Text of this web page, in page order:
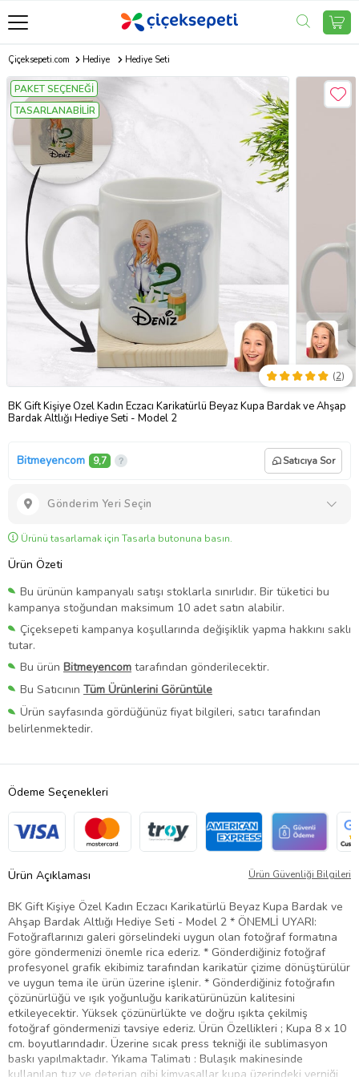
Çiçeksepeti.com Hediye Hediye Seti
PAKET SEÇENEĞİ
TASARLANABİLİR
BK Gift Kişiye Özel Kadın Eczacı Karikatürlü Beyaz Kupa Bardak ve Ahşap
Bardak Altlığı Hediye Seti - Model 2
(2)
Bitmeyencom 9,7 Satıcıya Sor
Gönderim Yeri Seçin
Ürünü tasarlamak için Tasarla butonuna basın.
Ürün Özeti
Bu ürünün kampanyalı satışı stoklarla sınırlıdır. Bir tüketici bu
kampanya stoğundan maksimum 10 adet satın alabilir.
Çiçeksepeti kampanya koşullarında değişiklik yapma hakkını saklı
tutar.
Bu ürün Bitmeyencom tarafından gönderilecektir.
Bu Satıcının Tüm Ürünlerini Görüntüle
Ürün sayfasında gördüğünüz fiyat bilgileri, satıcı tarafından
belirlenmektedir.
Ödeme Seçenekleri
Ürün Açıklaması Ürün Güvenliği Bilgileri
BK Gift Kişiye Özel Kadın Eczacı Karikatürlü Beyaz Kupa Bardak ve
Ahşap Bardak Altlığı Hediye Seti - Model 2 * ÖNEMLİ UYARI:
Fotoğraflarınızı galeri görselindeki uygun olan fotoğraf formatına
göre göndermenizi önemle rica ederiz. * Gönderdiğiniz fotoğraf
profesyonel grafik ekibimiz tarafından karikatür çizime dönüştürülür
ve uygun tema ile ürün üzerine işlenir. * Gönderdiğiniz fotoğrafın
çözünürlüğü ve ışık yoğunluğu karikatürünüzün kalitesini
etkileyecektir. Yüksek çözünürlükte ve doğru ışıkta çekilmiş
fotoğraf göndermenizi tavsiye ederiz. Ürün Özellikleri ; Kupa 8 x 10
cm. boyutlarındadır. Üzerine sıcak press tekniği ile sublimasyon
baskı yapılmaktadır. Yıkama Talimatı : Bulaşık makinesinde
kullanılan tuz ve deterjan gibi kimyasallar kupa üzerindeki verniği